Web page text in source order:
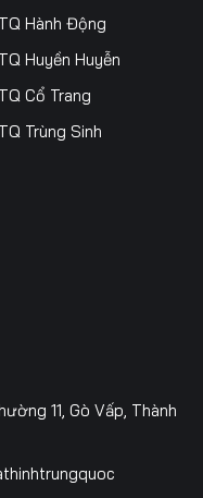
Hành Động
Huyền Huyễn
Cổ Trang
Trùng Sinh
11, Gò Vấp, Thành